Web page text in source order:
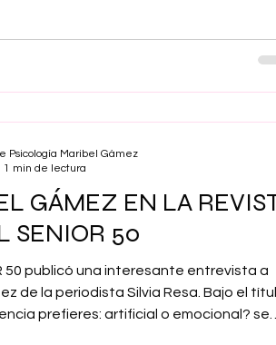
presentó la ponencia 'La IA en
ejemplos prácticos'.
GÁMEZ EN LA
SENIOR 50
50 publicó una interesante entrevista a
de la periodista Silvia Resa. Bajo el
prefieres: artificial o emocional? se
Psicología Maribel Gámez
1 min de lectura